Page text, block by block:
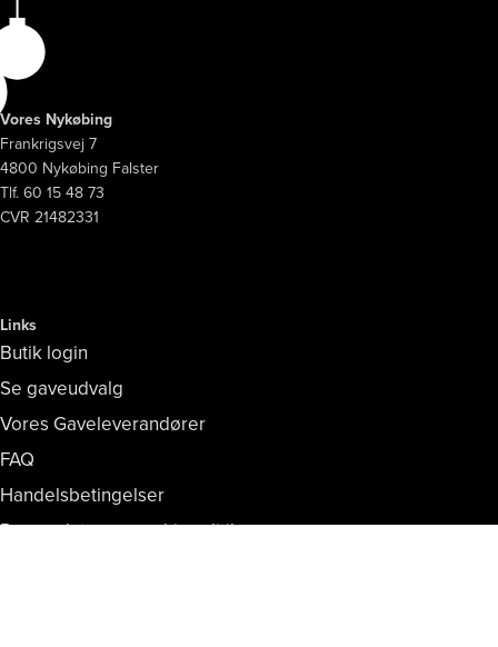
Vores Nykøbing
Frankrigsvej 7
4800 Nykøbing Falster
Tlf. 60 15 48 73
CVR 21482331
Links
Butik login
Se gaveudvalg
Vores Gaveleverandører
FAQ
Handelsbetingelser
Persondata- og cookiepolitik